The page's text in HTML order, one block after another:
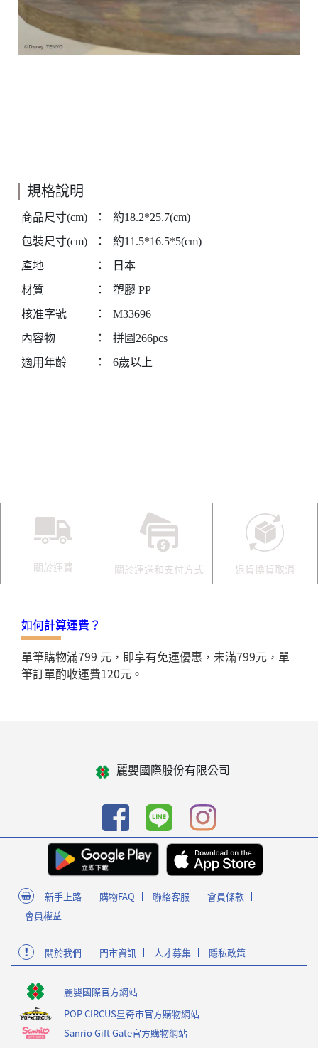
規格說明
商品尺寸(cm) ：
約18.2*25.7(cm)
包裝尺寸(cm)
：
約11.5*16.5*5(cm)
產地
：
日本
材質
：
塑膠 PP
核准字號
：
M33696
內容物
：
拼圖266pcs
適用年齡
： 6歲以上
關於運費 關於運送和支付方式 退貨換貨取消
如何計算運費？
單筆購物滿799 元，即享有免運優惠，未滿799元，單
筆訂單酌收運費120元。
麗嬰國際股份有限公司
新手上路 購物FAQ 聯絡客服
會員條款
會員權益
關於我們 門市資訊 人才募集 隱私政策
麗嬰國際官方網站
POP CIRCUS星奇市官方購物網站
Sanrio Gift Gate官方購物網站